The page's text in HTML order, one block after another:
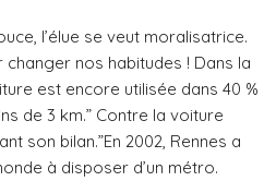
l’élue se veut moralisatrice.
changer nos habitudes ! Dans la
est encore utilisée dans 40 %
de 3 km.” Contre la voiture
son bilan.”En 2002, Rennes a
à disposer d’un métro.